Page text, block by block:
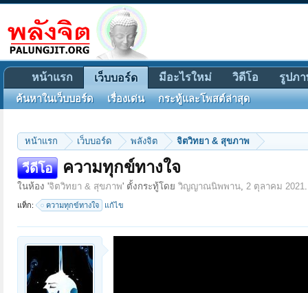
หน้าแรก เว็บบอร์ด พลังจิต จิตวิทยา & สุขภาพ
วีดีโอ ความทุกข์ทางใจ
ในห้อง 'จิตวิทยา & สุขภาพ' ตั้งกระทู้โดย วิญญาณนิพพาน, 2 ตุลาคม 2021.
แท็ก: ความทุกข์ทางใจ แก้ไข
หน้าแรก เว็บบอร์ด
ค้นหาในเว็บบอร์ด เรื่องเด่น กระทู้และโพสต์ล่าสุด
มีอะไรใหม่ วิดีโอ รูปภ